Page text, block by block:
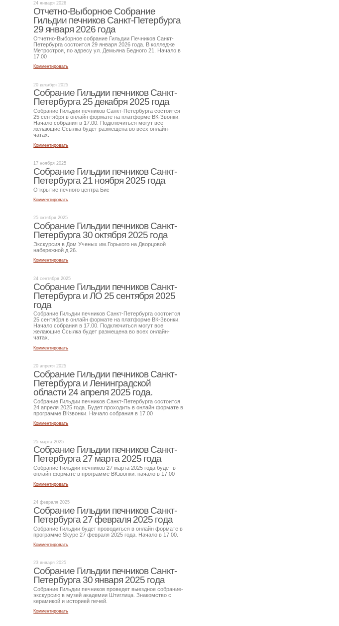
24 января 2026
Отчетно-Выборное Собрание
Гильдии печников Санкт-Петербурга
29 января 2026 года
Отчетно-Выборное собрание Гильдии Печников Санкт-
Петербурга состоится 29 января 2026 года. В колледже
Метростроя, по адресу ул. Демьяна Бедного 21. Начало в
17.00
Комментировать
20 декабря 2025
Собрание Гильдии печников Санкт-
Петербурга 25 декабря 2025 года
Собрание Гильдии печников Санкт-Петербурга состоится
25 сентября в онлайн формате на платформе ВК-Звонки.
Начало собрания в 17.00. Подключиться могут все
желающие.Ссылка будет размещена во всех онлайн-
чатах.
Комментировать
17 ноября 2025
Собрание Гильдии печников Санкт-
Петербурга 21 ноября 2025 года
Открытие печного центра Бис
Комментировать
25 октября 2025
Собрание Гильдии печников Санкт-
Петербурга 30 октября 2025 года
Экскурсия в Дом Ученых им.Горького на Дворцовой
набережной д.26.
Комментировать
24 сентября 2025
Собрание Гильдии печников Санкт-
Петербурга и ЛО 25 сентября 2025
года
Собрание Гильдии печников Санкт-Петербурга состоится
25 сентября в онлайн формате на платформе ВК-Звонки.
Начало собрания в 17.00. Подключиться могут все
желающие.Ссылка будет размещена во всех онлайн-
чатах.
Комментировать
20 апреля 2025
Собрание Гильдии печников Санкт-
Петербурга и Ленинградской
области 24 апреля 2025 года.
Собрание Гильдии печников Санкт-Петербурга состоится
24 апреля 2025 года. Будет проходить в онлайн формате в
программе ВКзвонки. Начало собрания в 17.00
Комментировать
25 марта 2025
Собрание Гильдии печников Санкт-
Петербурга 27 марта 2025 года
Собрание Гильдии печников 27 марта 2025 года будет в
онлайн формате в программе ВКзвонки. начало в 17.00
Комментировать
24 февраля 2025
Собрание Гильдии печников Санкт-
Петербурга 27 февраля 2025 года
Собрание Гильдии будет проводиться в онлайн формате в
программе Skype 27 февраля 2025 года. Начало в 17.00.
Комментировать
23 января 2025
Собрание Гильдии печников Санкт-
Петербурга 30 января 2025 года
Собрание Гильдии печников проведет выездное собрание-
экскурсию в музей академии Штиглица. Знакомство с
керамикой и историей печей.
Комментировать